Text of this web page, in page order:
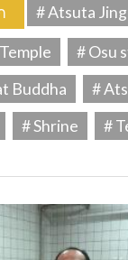
# Atsuta
# Osu
Buddha
#
# Shrine #